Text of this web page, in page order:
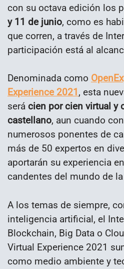
con su octava edición los
y 11 de junio, como es
que corren, a través de
participación está al
Denominada como
Experience 2021 , esta
será cien por cien virtual y
castellano, aun cuando
numerosos ponentes de
más de 50 expertos en
aportarán su experiencia
candentes del mundo de
A los temas de siempre,
inteligencia artificial, el
Blockchain, Big Data o
Virtual Experience 2021
como medio ambiente y